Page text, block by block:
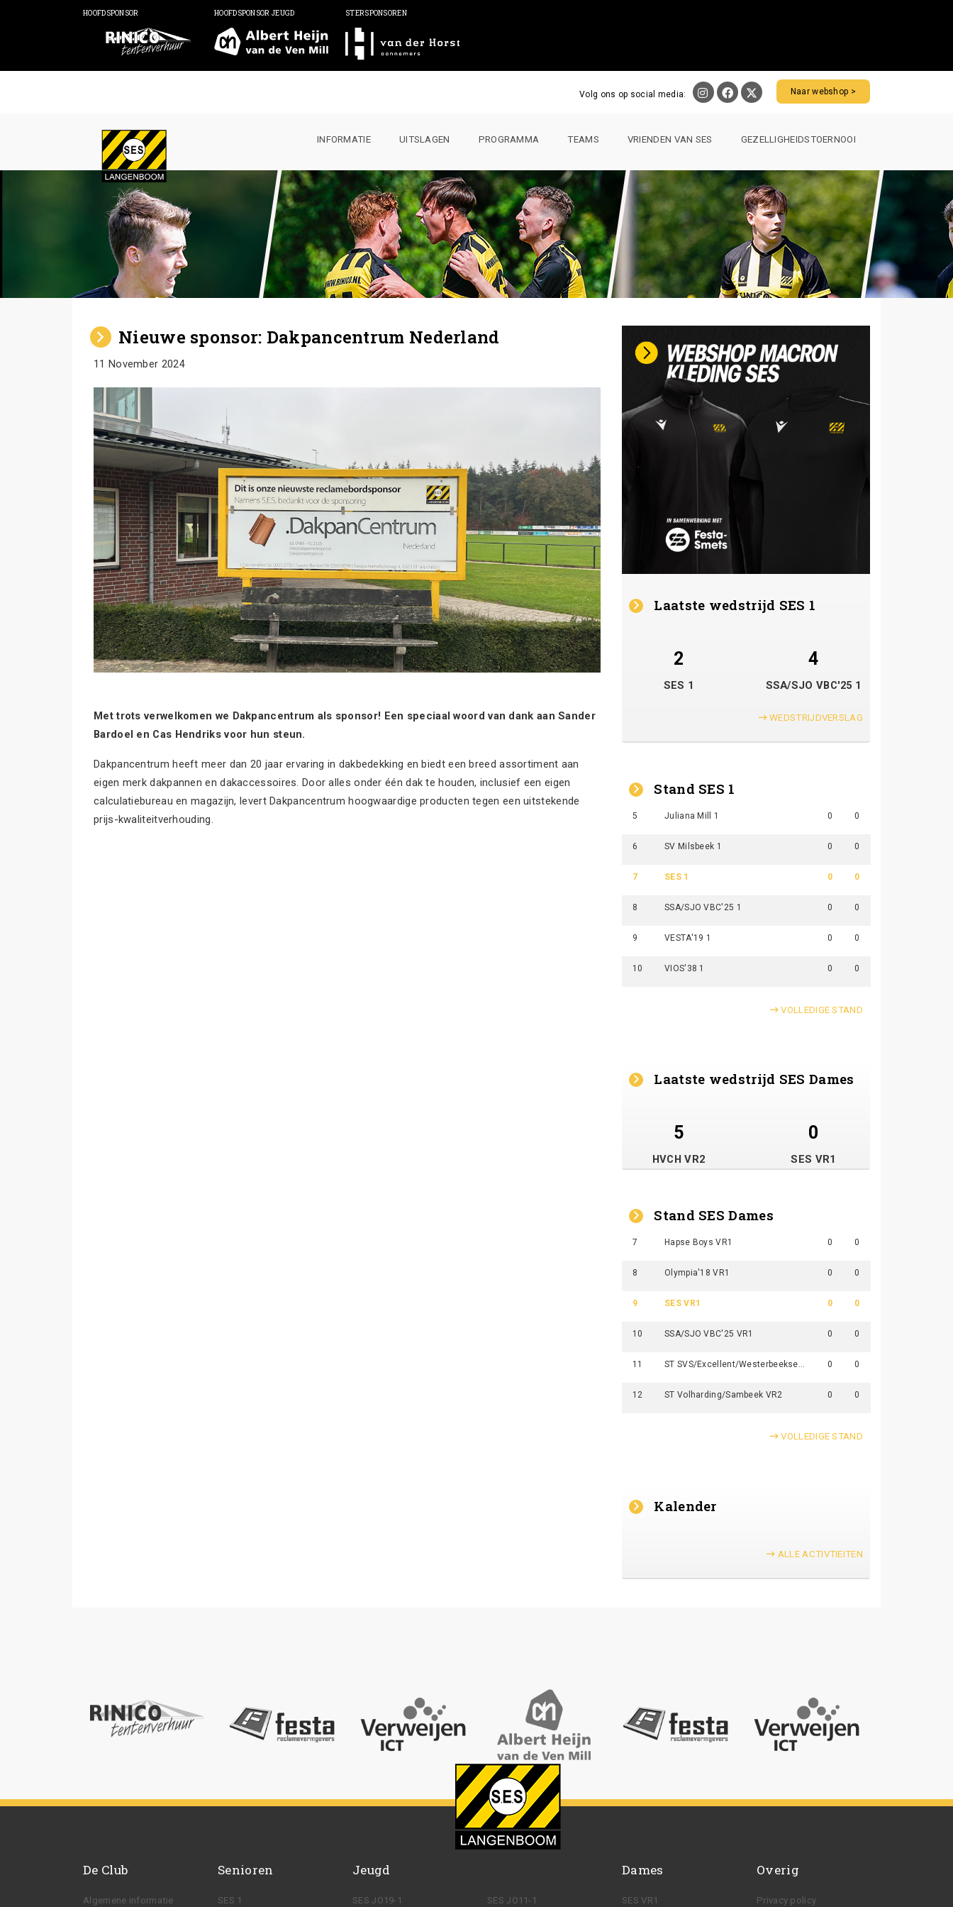
HOOFDSPONSOR HOOFDSPONSOR JEUGD STERSPONSOREN
Volg ons op social media: Naar webshop >
INFORMATIE UITSLAGEN PROGRAMMA TEAMS VRIENDEN VAN SES GEZELLIGHEIDSTOERNOOI
Nieuwe sponsor: Dakpancentrum Nederland
11 November 2024
Met trots verwelkomen we Dakpancentrum als sponsor! Een speciaal woord van dank aan Sander
Bardoel en Cas Hendriks voor hun steun.
Dakpancentrum heeft meer dan 20 jaar ervaring in dakbedekking en biedt een breed assortiment aan
eigen merk dakpannen en dakaccessoires. Door alles onder één dak te houden, inclusief een eigen
calculatiebureau en magazijn, levert Dakpancentrum hoogwaardige producten tegen een uitstekende
prijs-kwaliteitverhouding.
Laatste wedstrijd SES 1
2 4
SES 1 SSA/SJO VBC'25 1
WEDSTRIJDVERSLAG
Stand SES 1
5 Juliana Mill 1 0 0
6 SV Milsbeek 1 0 0
7 SES 1 0 0
8 SSA/SJO VBC'25 1 0 0
9 VESTA'19 1 0 0
10 VIOS'38 1 0 0
VOLLEDIGE STAND
Laatste wedstrijd SES Dames
5 0
HVCH VR2 SES VR1
Stand SES Dames
7 Hapse Boys VR1 0 0
8 Olympia'18 VR1 0 0
9 SES VR1 0 0
10 SSA/SJO VBC'25 VR1 0 0
11 ST SVS/Excellent/Westerbeekse Boys VR1 0 0
12 ST Volharding/Sambeek VR2 0 0
VOLLEDIGE STAND
Kalender
ALLE ACTIVTIEITEN
De Club
Algemene informatie
Senioren
SES 1
Jeugd
SES JO19-1 SES JO11-1
Dames
SES VR1
Overig
Privacy policy